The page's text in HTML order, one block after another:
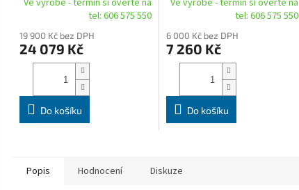
700 l, zelená/oranžová, s
Ve výrobě - termín si ověřte na
tel: 606 575 550
19 900 Kč bez DPH
24 079 Kč
Do košíku
Ve výrobě - termín si ověřte na
tel: 606 575 550
6 000 Kč bez DPH
7 260 Kč
Do košíku
Popis Hodnocení Diskuze